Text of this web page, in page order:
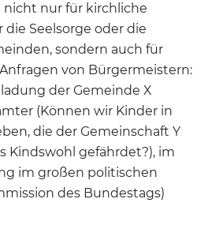
nicht nur für kirchliche
Seelsorge oder die
sondern auch für
von Bürgermeistern:
der Gemeinde X
(Können wir Kinder in
die der Gemeinschaft Y
Kindswohl gefährdet?), im
im großen politischen
des Bundestags)